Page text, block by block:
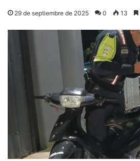
29 de septiembre de 2025 0 13